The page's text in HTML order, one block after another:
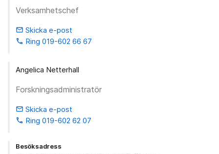
Verksamhetschef
email Skicka e-post
phone Ring 019-602 66 67
Angelica Netterhall
Forskningsadministratör
email Skicka e-post
phone Ring 019-602 62 07
Besöksadress